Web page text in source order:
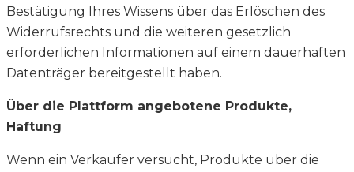
Bestätigung Ihres Wissens über das Erlöschen des
Widerrufsrechts und die weiteren gesetzlich
erforderlichen Informationen auf einem dauerhaften
Datenträger bereitgestellt haben.
Über die Plattform angebotene Produkte,
Haftung
Wenn ein Verkäufer versucht, Produkte über die